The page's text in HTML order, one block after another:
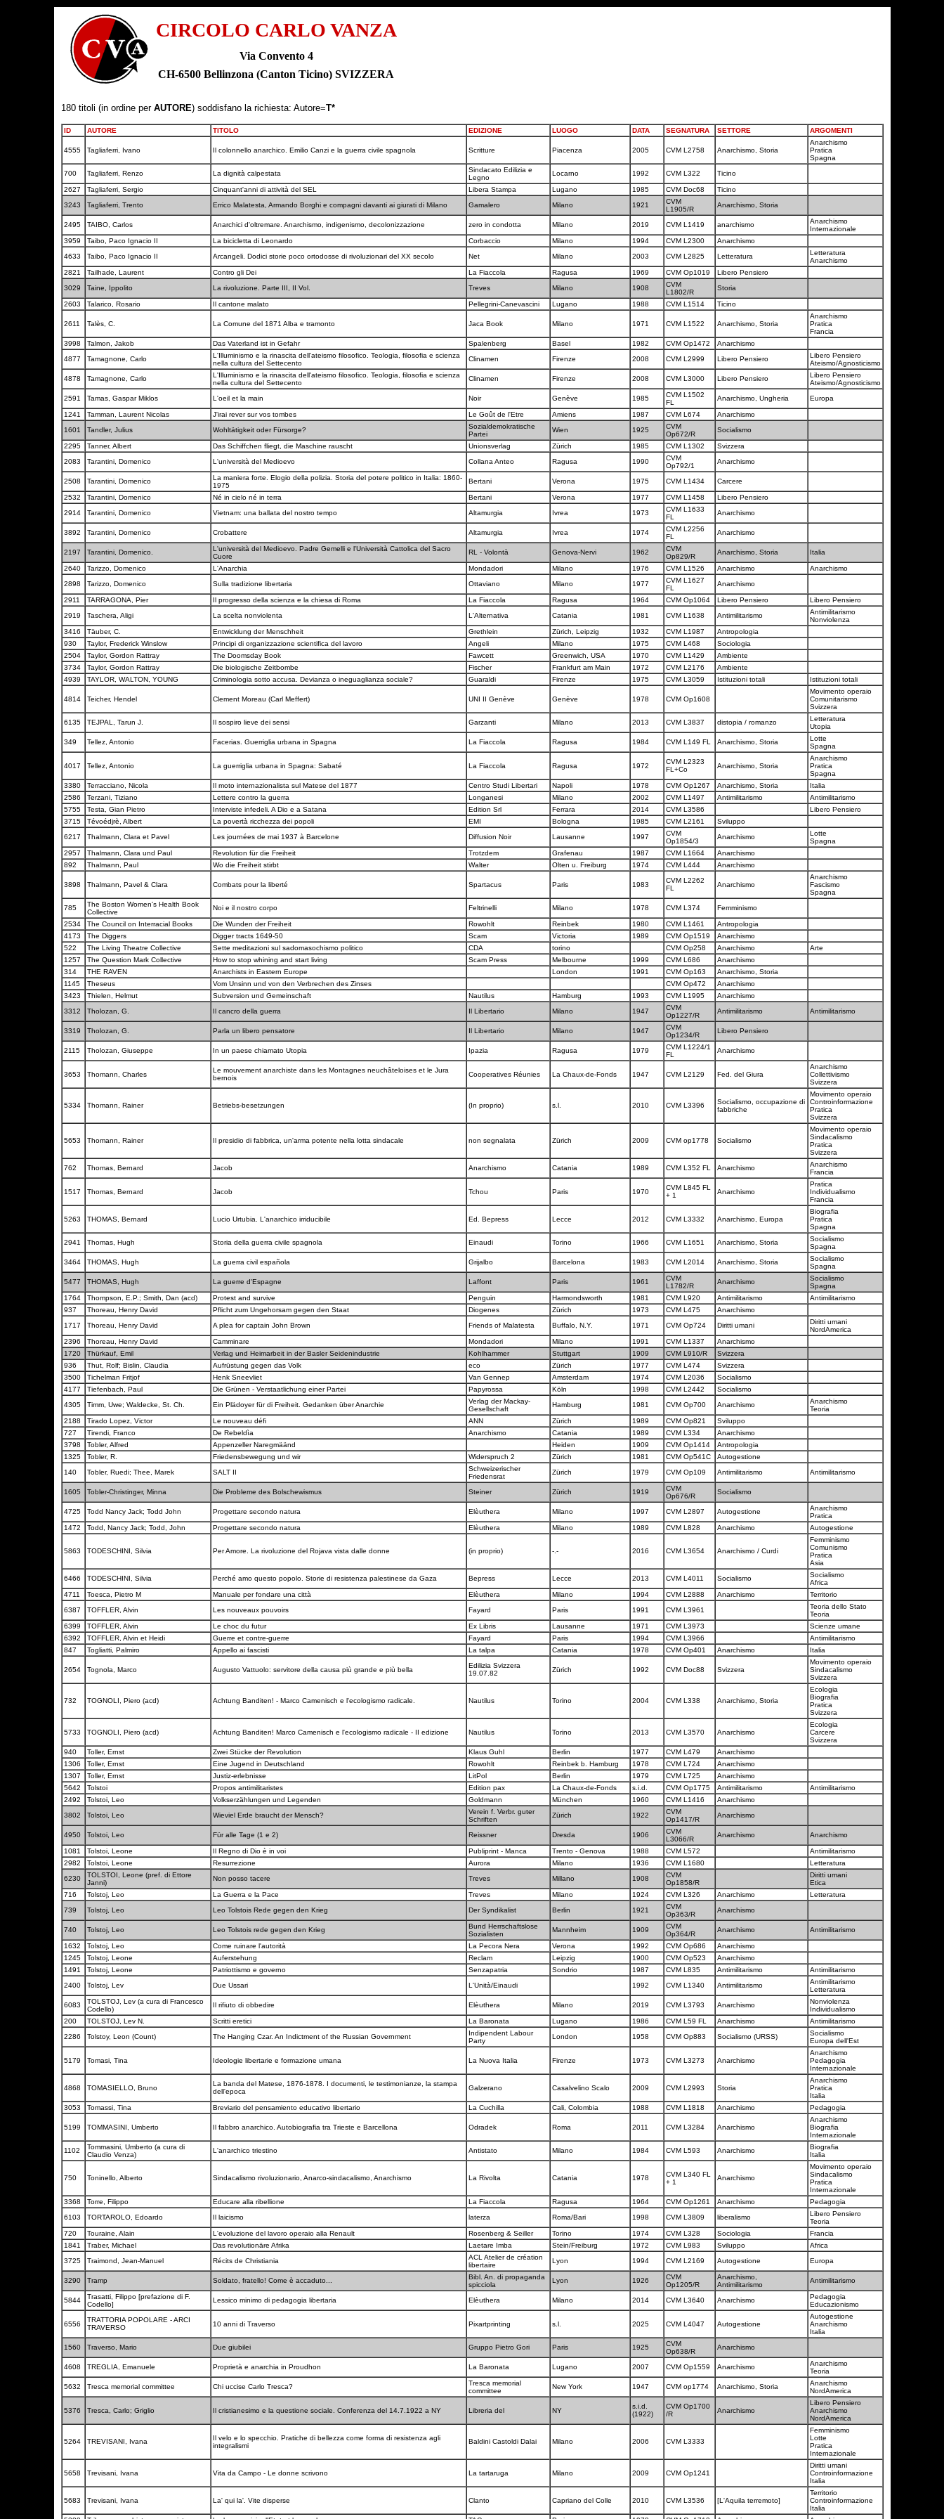
CIRCOLO CARLO VANZA
Via Convento 4
CH-6500 Bellinzona (Canton Ticino) SVIZZERA
180 titoli (in ordine per AUTORE) soddisfano la richiesta: Autore=T*
ID AUTORE TITOLO EDIZIONE LUOGO DATA SEGNATURA SETTORE ARGOMENTI
4555 Tagliaferri, Ivano Il colonnello anarchico. Emilio Canzi e la guerra civile spagnola Scritture Piacenza 2005 CVM L2758 Anarchismo, Storia
Anarchismo
Pratica
Spagna
700
Tagliaferri, Renzo La dignità calpestata
Sindacato Edilizia e
Legno
Locarno 1992 CVM L322 Ticino
2627 Tagliaferri, Sergio Cinquant'anni di attività del SEL Libera Stampa Lugano 1985 CVM Doc68
Ticino
3243
Tagliaferri, Trento Errico Malatesta, Armando Borghi e compagni davanti ai giurati di Milano Gamalero Milano 1921
CVM
L1905/R
Anarchismo, Storia
2495 TAIBO, Carlos Anarchici d'oltremare. Anarchismo, indigenismo, decolonizzazione zero in condotta Milano 2019 CVM L1419 anarchismo
Anarchismo
Internazionale
3959
Taibo, Paco Ignacio II La bicicletta di Leonardo Corbaccio Milano 1994 CVM L2300
Anarchismo
4633
Taibo, Paco Ignacio II Arcangeli. Dodici storie poco ortodosse di rivoluzionari del XX secolo Net Milano 2003 CVM L2825 Letteratura
Letteratura
Anarchismo
2821
Tailhade, Laurent Contro gli Dei La Fiaccola Ragusa 1969 CVM Op1019
Libero Pensiero
3029
Taine, Ippolito La rivoluzione. Parte III, II Vol. Treves Milano 1908
CVM
L1802/R
Storia
2603 Talarico, Rosario Il cantone malato Pellegrini-Canevascini Lugano 1988 CVM L1514 Ticino
2611 Talès, C. La Comune del 1871 Alba e tramonto Jaca Book Milano 1971 CVM L1522 Anarchismo, Storia
Anarchismo
Pratica
Francia
3998
Talmon, Jakob Das Vaterland ist in Gefahr Spalenberg Basel 1982 CVM Op1472
Anarchismo
4877
Tamagnone, Carlo
L'Illuminismo e la rinascita dell'ateismo filosofico. Teologia, filosofia e scienza
nella cultura del Settecento
Clinamen Firenze 2008 CVM L2999 Libero Pensiero
Libero Pensiero
Ateismo/Agnosticismo
4878
Tamagnone, Carlo
L'Illuminismo e la rinascita dell'ateismo filosofico. Teologia, filosofia e scienza
nella cultura del Settecento
Clinamen Firenze 2008 CVM L3000 Libero Pensiero
Libero Pensiero
Ateismo/Agnosticismo
2591
Tamas, Gaspar Miklos L'oeil et la main Noir Genève 1985
CVM L1502
FL
Anarchismo, Ungheria Europa
1241 Tamman, Laurent Nicolas J'irai rever sur vos tombes Le Goût de l'Etre Amiens 1987 CVM L674
Anarchismo
1601
Tandler, Julius Wohltätigkeit oder Fürsorge?
Sozialdemokratische
Partei
Wien 1925
CVM
Op672/R
Socialismo
2295 Tanner, Albert Das Schiffchen fliegt, die Maschine rauscht Unionsverlag Zürich 1985 CVM L1302
Svizzera
2083
Tarantini, Domenico L'università del Medioevo Collana Anteo Ragusa 1990
CVM
Op792/1
Anarchismo
2508 Tarantini, Domenico
La maniera forte. Elogio della polizia. Storia del potere politico in Italia: 1860-
1975
Bertani Verona 1975 CVM L1434 Carcere
2532 Tarantini, Domenico Né in cielo né in terra Bertani Verona 1977 CVM L1458
Libero Pensiero
2914
Tarantini, Domenico Vietnam: una ballata del nostro tempo Altamurgia Ivrea 1973
CVM L1633
FL
Anarchismo
3892 Tarantini, Domenico Crobattere Altamurgia Ivrea 1974
CVM L2256
FL
Anarchismo
2197 Tarantini, Domenico.
L'università del Medioevo. Padre Gemelli e l'Università Cattolica del Sacro
Cuore
RL - Volontà Genova-Nervi 1962
CVM
Op829/R
Anarchismo, Storia Italia
2640 Tarizzo, Domenico L'Anarchia Mondadori Milano 1976 CVM L1526 Anarchismo
Anarchismo
2898
Tarizzo, Domenico Sulla tradizione libertaria Ottaviano Milano 1977
CVM L1627
FL
Anarchismo
2911 TARRAGONA, Pier Il progresso della scienza e la chiesa di Roma La Fiaccola Ragusa 1964 CVM Op1064 Libero Pensiero
Libero Pensiero
2919
Taschera, Aligi La scelta nonviolenta L'Alternativa Catania 1981 CVM L1638 Antimilitarismo
Antimilitarismo
Nonviolenza
3416
Täuber, C. Entwicklung der Menschheit Grethlein Zürich, Leipzig 1932 CVM L1987
Antropologia
930
Taylor, Frederick Winslow Principi di organizzazione scientifica del lavoro Angeli Milano 1975 CVM L468
Sociologia
2504
Taylor, Gordon Rattray The Doomsday Book Fawcett Greenwich, USA 1970 CVM L1429
Ambiente
3734
Taylor, Gordon Rattray Die biologische Zeitbombe Fischer Frankfurt am Main 1972 CVM L2176
Ambiente
4939
TAYLOR, WALTON, YOUNG Criminologia sotto accusa. Devianza o ineguaglianza sociale? Guaraldi Firenze 1975 CVM L3059 Istituzioni totali Istituzioni totali
4814 Teicher, Hendel Clement Moreau (Carl Meffert) UNI II Genève Genève 1978 CVM Op1608
Movimento operaio
Comunitarismo
Svizzera
6135
TEJPAL, Tarun J. Il sospiro lieve dei sensi Garzanti Milano 2013 CVM L3837 distopia / romanzo
Letteratura
Utopia
349
Tellez, Antonio Facerias. Guerriglia urbana in Spagna La Fiaccola Ragusa 1984 CVM L149 FL Anarchismo, Storia
Lotte
Spagna
4017 Tellez, Antonio La guerriglia urbana in Spagna: Sabaté La Fiaccola Ragusa 1972
CVM L2323
FL+Co
Anarchismo, Storia
Anarchismo
Pratica
Spagna
3380
Terracciano, Nicola Il moto internazionalista sul Matese del 1877 Centro Studi Libertari Napoli 1978 CVM Op1267 Anarchismo, Storia
Italia
2586
Terzani, Tiziano Lettere contro la guerra Longanesi Milano 2002 CVM L1497 Antimilitarismo
Antimilitarismo
5755
Testa, Gian Pietro Interviste infedeli. A Dio e a Satana Edition Srl Ferrara 2014 CVM L3586
Libero Pensiero
3715
Tévoédjrè, Albert La povertà ricchezza dei popoli EMI Bologna 1985 CVM L2161
Sviluppo
6217
Thalmann, Clara et Pavel Les journées de mai 1937 à Barcelone Diffusion Noir Lausanne 1997
CVM
Op1854/3
Anarchismo
Lotte
Spagna
2957
Thalmann, Clara und Paul Revolution für die Freiheit Trotzdem Grafenau 1987 CVM L1664
Anarchismo
892
Thalmann, Paul Wo die Freiheit stirbt Walter Olten u. Freiburg 1974 CVM L444 Anarchismo
3898 Thalmann, Pavel & Clara Combats pour la liberté Spartacus Paris 1983
CVM L2262
FL
Anarchismo
Anarchismo
Fascismo
Spagna
785
The Boston Women's Health Book
Collective
Noi e il nostro corpo Feltrinelli Milano 1978 CVM L374 Femminismo
2534 The Council on Interracial Books Die Wunden der Freiheit Rowohlt Reinbek 1980 CVM L1461
Antropologia
4173
The Diggers Digger tracts 1649-50 Scam Victoria 1989 CVM Op1519
Anarchismo
522
The Living Theatre Collective Sette meditazioni sul sadomasochismo politico CDA torino CVM Op258 Anarchismo
Arte
1257
The Question Mark Collective How to stop whining and start living Scam Press Melbourne 1999 CVM L686
Anarchismo
314
THE RAVEN Anarchists in Eastern Europe London 1991 CVM Op163
Anarchismo, Storia
1145
Theseus Vom Unsinn und von den Verbrechen des Zinses CVM Op472
Anarchismo
3423
Thielen, Helmut Subversion und Gemeinschaft Nautilus Hamburg 1993 CVM L1995
Anarchismo
3312
Tholozan, G. Il cancro della guerra Il Libertario Milano 1947
CVM
Op1227/R
Antimilitarismo Antimilitarismo
3319 Tholozan, G. Parla un libero pensatore Il Libertario Milano 1947
CVM
Op1234/R
Libero Pensiero
2115 Tholozan, Giuseppe In un paese chiamato Utopia Ipazia Ragusa 1979
CVM L1224/1
FL
Anarchismo
3653 Thomann, Charles
Le mouvement anarchiste dans les Montagnes neuchâteloises et le Jura
bernois
Cooperatives Réunies La Chaux-de-Fonds 1947 CVM L2129 Fed. del Giura
Anarchismo
Collettivismo
Svizzera
5334 Thomann, Rainer Betriebs-besetzungen (In proprio) s.l. 2010 CVM L3396
Socialismo, occupazione di
fabbriche
Movimento operaio
Controinformazione
Pratica
Svizzera
5653 Thomann, Rainer Il presidio di fabbrica, un'arma potente nella lotta sindacale non segnalata Zürich 2009 CVM op1778 Socialismo
Movimento operaio
Sindacalismo
Pratica
Svizzera
762
Thomas, Bernard Jacob Anarchismo Catania 1989 CVM L352 FL Anarchismo
Anarchismo
Francia
1517 Thomas, Bernard Jacob Tchou Paris 1970
CVM L845 FL
+ 1
Anarchismo
Pratica
Individualismo
Francia
5263 THOMAS, Bernard Lucio Urtubia. L'anarchico irriducibile Ed. Bepress Lecce 2012 CVM L3332 Anarchismo, Europa
Biografia
Pratica
Spagna
2941
Thomas, Hugh Storia della guerra civile spagnola Einaudi Torino 1966 CVM L1651 Anarchismo, Storia
Socialismo
Spagna
3464
THOMAS, Hugh La guerra civil española Grijalbo Barcelona 1983 CVM L2014 Anarchismo, Storia
Socialismo
Spagna
5477
THOMAS, Hugh La guerre d'Espagne Laffont Paris 1961
CVM
L1782/R
Anarchismo
Socialismo
Spagna
1764
Thompson, E.P.; Smith, Dan (acd) Protest and survive Penguin Harmondsworth 1981 CVM L920 Antimilitarismo
Antimilitarismo
937
Thoreau, Henry David Pflicht zum Ungehorsam gegen den Staat Diogenes Zürich 1973 CVM L475
Anarchismo
1717
Thoreau, Henry David A plea for captain John Brown Friends of Malatesta Buffalo, N.Y. 1971 CVM Op724 Diritti umani
Diritti umani
NordAmerica
2396
Thoreau, Henry David Camminare Mondadori Milano 1991 CVM L1337
Anarchismo
1720
Thürkauf, Emil Verlag und Heimarbeit in der Basler Seidenindustrie Kohlhammer Stuttgart 1909 CVM L910/R
Svizzera
936
Thut, Rolf; Bislin, Claudia Aufrüstung gegen das Volk eco Zürich 1977 CVM L474
Svizzera
3500
Tichelman Fritjof Henk Sneevliet Van Gennep Amsterdam 1974 CVM L2036
Socialismo
4177
Tiefenbach, Paul Die Grünen - Verstaatlichung einer Partei Papyrossa Köln 1998 CVM L2442
Socialismo
4305
Timm, Uwe; Waldecke, St. Ch. Ein Plädoyer für di Freiheit. Gedanken über Anarchie
Verlag der Mackay-
Gesellschaft
Hamburg 1981 CVM Op700 Anarchismo
Anarchismo
Teoria
2188
Tirado Lopez, Victor Le nouveau défi ANN Zürich 1989 CVM Op821
Sviluppo
727
Tirendi, Franco De Rebeldìa Anarchismo Catania 1989 CVM L334
Anarchismo
3798
Tobler, Alfred Appenzeller Naregmäänd Heiden 1909 CVM Op1414
Antropologia
1325
Tobler, R. Friedensbewegung und wir Widerspruch 2 Zürich 1981 CVM Op541C
Autogestione
140
Tobler, Ruedi; Thee, Marek SALT II
Schweizerischer
Friedensrat
Zürich 1979 CVM Op109 Antimilitarismo Antimilitarismo
1605 Tobler-Christinger, Minna Die Probleme des Bolschewismus Steiner Zürich 1919
CVM
Op676/R
Socialismo
4725 Todd Nancy Jack; Todd John Progettare secondo natura Elèuthera Milano 1997 CVM L2897 Autogestione
Anarchismo
Pratica
1472
Todd, Nancy Jack; Todd, John Progettare secondo natura Elèuthera Milano 1989 CVM L828 Anarchismo Autogestione
5863 TODESCHINI, Silvia Per Amore. La rivoluzione del Rojava vista dalle donne (in proprio) -.- 2016 CVM L3654 Anarchismo / Curdi
Femminismo
Comunismo
Pratica
Asia
6466
TODESCHINI, Silvia Perché amo questo popolo. Storie di resistenza palestinese da Gaza Bepress Lecce 2013 CVM L4011 Socialismo
Socialismo
Africa
4711
Toesca, Pietro M Manuale per fondare una città Elèuthera Milano 1994 CVM L2888 Anarchismo
Territorio
6387
TOFFLER, Alvin Les nouveaux pouvoirs Fayard Paris 1991 CVM L3961
Teoria dello Stato
Teoria
6399
TOFFLER, Alvin Le choc du futur Ex Libris Lausanne 1971 CVM L3973
Scienze umane
6392
TOFFLER, Alvin et Heidi Guerre et contre-guerre Fayard Paris 1994 CVM L3966
Antimilitarismo
847
Togliatti, Palmiro Appello ai fascisti La talpa Catania 1978 CVM Op401 Anarchismo Italia
2654 Tognola, Marco Augusto Vattuolo: servitore della causa più grande e più bella
Edilizia Svizzera
19.07.82
Zürich 1992 CVM Doc88 Svizzera
Movimento operaio
Sindacalismo
Svizzera
732 TOGNOLI, Piero (acd) Achtung Banditen! - Marco Camenisch e l'ecologismo radicale. Nautilus Torino 2004 CVM L338 Anarchismo, Storia
Ecologia
Biografia
Pratica
Svizzera
5733 TOGNOLI, Piero (acd) Achtung Banditen! Marco Camenisch e l'ecologismo radicale - II edizione Nautilus Torino 2013 CVM L3570 Anarchismo
Ecologia
Carcere
Svizzera
940
Toller, Ernst Zwei Stücke der Revolution Klaus Guhl Berlin 1977 CVM L479
Anarchismo
1306
Toller, Ernst Eine Jugend in Deutschland Rowohlt Reinbek b. Hamburg 1978 CVM L724
Anarchismo
1307
Toller, Ernst Justiz-erlebnisse LitPol Berlin 1979 CVM L725
Anarchismo
5642
Tolstoi Propos antimilitaristes Edition pax La Chaux-de-Fonds s.i.d. CVM Op1775 Antimilitarismo
Antimilitarismo
2492
Tolstoi, Leo Volkserzählungen und Legenden Goldmann München 1960 CVM L1416
Anarchismo
3802
Tolstoi, Leo Wieviel Erde braucht der Mensch?
Verein f. Verbr. guter
Schriften
Zürich 1922
CVM
Op1417/R
Anarchismo
4950 Tolstoi, Leo Für alle Tage (1 e 2) Reissner Dresda 1906
CVM
L3066/R
Anarchismo Anarchismo
1081 Tolstoi, Leone Il Regno di Dio è in voi Publiprint - Manca Trento - Genova 1988 CVM L572
Antimilitarismo
2982
Tolstoi, Leone Resurrezione Aurora Milano 1936 CVM L1680
Letteratura
6230
TOLSTOI, Leone (pref. di Ettore
Janni)
Non posso tacere Treves Millano 1908
CVM
Op1858/R
Diritti umani
Etica
716
Tolstoj, Leo La Guerra e la Pace Treves Milano 1924 CVM L326 Anarchismo
Letteratura
739
Tolstoj, Leo Leo Tolstois Rede gegen den Krieg Der Syndikalist Berlin 1921
CVM
Op363/R
Anarchismo
740 Tolstoj, Leo Leo Tolstois rede gegen den Krieg
Bund Herrschaftslose
Sozialisten
Mannheim 1909
CVM
Op364/R
Anarchismo Antimilitarismo
1632 Tolstoj, Leo Come ruinare l'autorità La Pecora Nera Verona 1992 CVM Op686
Anarchismo
1245
Tolstoj, Leone Auferstehung Reclam Leipzig 1900 CVM Op523
Anarchismo
1491
Tolstoj, Leone Patriottismo e governo Senzapatria Sondrio 1987 CVM L835 Antimilitarismo
Antimilitarismo
2400
Tolstoj, Lev Due Ussari L'Unità/Einaudi 1992 CVM L1340 Antimilitarismo
Antimilitarismo
Letteratura
6083
TOLSTOJ, Lev (a cura di Francesco
Codello)
Il rifiuto di obbedire Elèuthera Milano 2019 CVM L3793 Anarchismo
Nonviolenza
Individualismo
200
TOLSTOJ, Lev N. Scritti eretici La Baronata Lugano 1986 CVM L59 FL Anarchismo
Antimilitarismo
2286
Tolstoy, Leon (Count) The Hanging Czar. An Indictment of the Russian Government
Indipendent Labour
Party
London 1958 CVM Op883 Socialismo (URSS)
Socialismo
Europa dell'Est
5179 Tomasi, Tina Ideologie libertarie e formazione umana La Nuova Italia Firenze 1973 CVM L3273 Anarchismo
Anarchismo
Pedagogia
Internazionale
4868 TOMASIELLO, Bruno
La banda del Matese, 1876-1878. I documenti, le testimonianze, la stampa
dell'epoca
Galzerano Casalvelino Scalo 2009 CVM L2993 Storia
Anarchismo
Pratica
Italia
3053
Tomassi, Tina Breviario del pensamiento educativo libertario La Cuchilla Cali, Colombia 1988 CVM L1818 Anarchismo Pedagogia
5199 TOMMASINI, Umberto Il fabbro anarchico. Autobiografia tra Trieste e Barcellona Odradek Roma 2011 CVM L3284 Anarchismo
Anarchismo
Biografia
Internazionale
1102
Tommasini, Umberto (a cura di
Claudio Venza)
L'anarchico triestino Antistato Milano 1984 CVM L593 Anarchismo
Biografia
Italia
750 Toninello, Alberto Sindacalismo rivoluzionario, Anarco-sindacalismo, Anarchismo La Rivolta Catania 1978
CVM L340 FL
+ 1
Anarchismo
Movimento operaio
Sindacalismo
Pratica
Internazionale
3368
Torre, Filippo Educare alla ribellione La Fiaccola Ragusa 1964 CVM Op1261 Anarchismo
Pedagogia
6103
TORTAROLO, Edoardo Il laicismo laterza Roma/Bari 1998 CVM L3809 liberalismo
Libero Pensiero
Teoria
720
Touraine, Alain L'evoluzione del lavoro operaio alla Renault Rosenberg & Seiller Torino 1974 CVM L328 Sociologia
Francia
1841
Traber, Michael Das revolutionäre Afrika Laetare Imba Stein/Freiburg 1972 CVM L983 Sviluppo
Africa
3725
Traimond, Jean-Manuel Récits de Christiania
ACL Atelier de création
libertaire
Lyon 1994 CVM L2169 Autogestione Europa
3290 Tramp Soldato, fratello! Come è accaduto...
Bibl. An. di propaganda
spicciola
Lyon 1926
CVM
Op1205/R
Anarchismo,
Antimilitarismo
Antimilitarismo
5844
Trasatti, Filippo [prefazione di F.
Codello]
Lessico minimo di pedagogia libertaria Elèuthera Milano 2014 CVM L3640 Anarchismo
Pedagogia
Educazionismo
6556
TRATTORIA POPOLARE - ARCI
TRAVERSO
10 anni di Traverso Pixartprinting s.l. 2025 CVM L4047 Autogestione
Autogestione
Anarchismo
Italia
1560
Traverso, Mario Due giubilei Gruppo Pietro Gori Paris 1925
CVM
Op638/R
Anarchismo
4608 TREGLIA, Emanuele Proprietà e anarchia in Proudhon La Baronata Lugano 2007 CVM Op1559 Anarchismo
Anarchismo
Teoria
5632
Tresca memorial committee Chi uccise Carlo Tresca?
Tresca memorial
committee
New York 1947 CVM op1774 Anarchismo, Storia
Anarchismo
NordAmerica
5376 Tresca, Carlo; Griglio Il cristianesimo e la questione sociale. Conferenza del 14.7.1922 a NY Libreria del NY
s.i.d.
(1922)
CVM Op1700
/R
Anarchismo
Libero Pensiero
Anarchismo
NordAmerica
5264 TREVISANI, Ivana
Il velo e lo specchio. Pratiche di bellezza come forma di resistenza agli
integralismi
Baldini Castoldi Dalai Milano 2006 CVM L3333
Femminismo
Lotte
Pratica
Internazionale
5658 Trevisani, Ivana Vita da Campo - Le donne scrivono La tartaruga Milano 2009 CVM Op1241
Diritti umani
Controinformazione
Italia
5683 Trevisani, Ivana La' qui la'. Vite disperse Clanto Capriano del Colle 2010 CVM L3536 [L'Aquila terremoto]
Territorio
Controinformazione
Italia